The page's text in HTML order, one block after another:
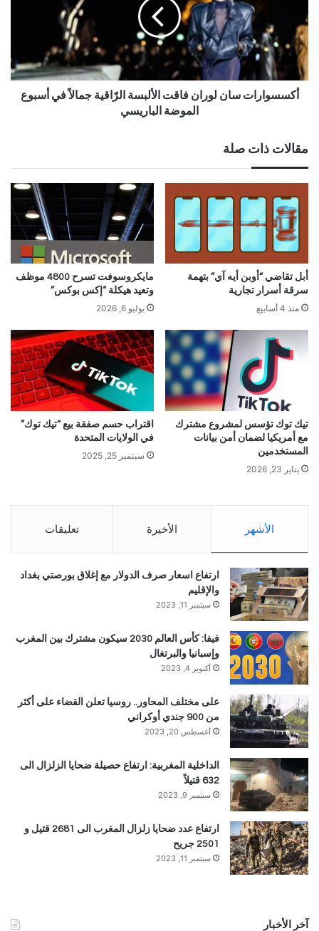
أكسسوارات سان لوران فاقت الألبسة الرّاقية جمالاً في أسبوع
الموضة الباريسي
مقالات ذات صلة
أبل تقاضي “أوبن أيه آي” بتهمة
سرقة أسرار تجارية
منذ 4 أسابيع
مايكروسوفت تسرح 4800 موظف
وتعيد هيكلة “إكس بوكس”
يوليو 6, 2026
تيك توك تؤسس لمشروع مشترك
مع أمريكيا لضمان أمن بيانات
المستخدمين
يناير 23, 2026
اقتراب حسم صفقة بيع “تيك توك”
في الولايات المتحدة
سبتمبر 25, 2025
الأشهر الأخيرة تعليقات
ارتفاع اسعار صرف الدولار مع إغلاق بورصتي بغداد
والإقليم
سبتمبر 11, 2023
فيفا: كأس العالم 2030 سيكون مشترك بين المغرب
وإسبانيا والبرتغال
أكتوبر 4, 2023
على مختلف المحاور.. روسيا تعلن القضاء على أكثر
من 900 جندي أوكراني
أغسطس 20, 2023
الداخلية المغربية: ارتفاع حصيلة ضحايا الزلزال الى
632 قتيلاً
سبتمبر 9, 2023
ارتفاع عدد ضحايا زلزال المغرب الى 2681 قتيل و
2501 جريح
سبتمبر 11, 2023
آخر الأخبار